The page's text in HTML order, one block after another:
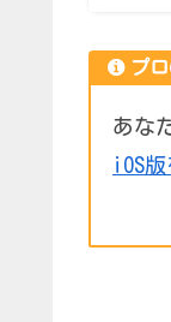
プ
あな
iOS版